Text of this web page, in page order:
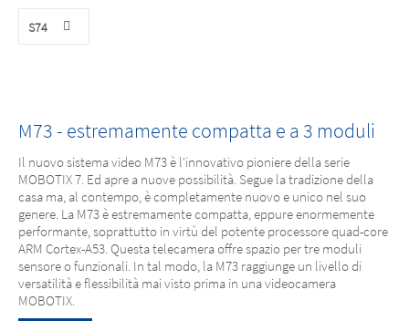
S74
M73 - estremamente compatta e a 3 moduli
Il nuovo sistema video M73 è l'innovativo pioniere della serie
MOBOTIX 7. Ed apre a nuove possibilità. Segue la tradizione della
casa ma, al contempo, è completamente nuovo e unico nel suo
genere. La M73 è estremamente compatta, eppure enormemente
performante, soprattutto in virtù del potente processore quad-core
ARM Cortex-A53. Questa telecamera offre spazio per tre moduli
sensore o funzionali. In tal modo, la M73 raggiunge un livello di
versatilità e flessibilità mai visto prima in una videocamera
MOBOTIX.